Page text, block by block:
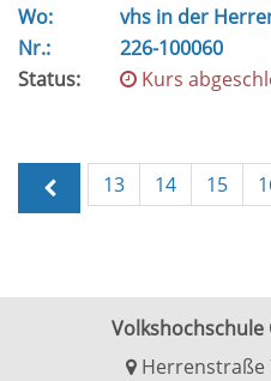
Wo:
vhs in der
Nr.:
226-100060
Status:
Kurs
13 14 15
Volkshochschule
Herrenstraße